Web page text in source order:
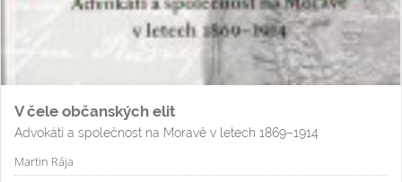
V čele občanských elit
Advokáti a společnost na Moravě v letech 1869–1914
Martin Rája